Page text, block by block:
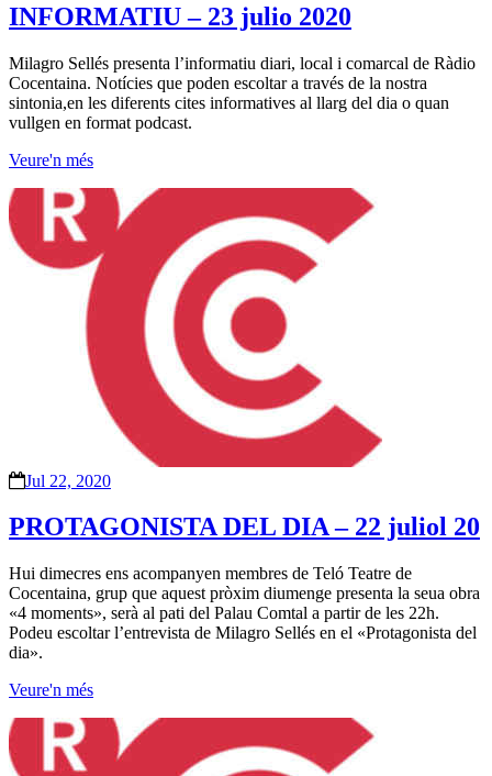
INFORMATIU – 23 julio 2020
Milagro Sellés presenta l’informatiu diari, local i comarcal de Ràdio
Cocentaina. Notícies que poden escoltar a través de la nostra
sintonia,en les diferents cites informatives al llarg del dia o quan
vullgen en format podcast.
Veure'n més
Jul 22, 2020
PROTAGONISTA DEL DIA – 22 juliol 20
Hui dimecres ens acompanyen membres de Teló Teatre de
Cocentaina, grup que aquest pròxim diumenge presenta la seua obra
«4 moments», serà al pati del Palau Comtal a partir de les 22h.
Podeu escoltar l’entrevista de Milagro Sellés en el «Protagonista del
dia».
Veure'n més